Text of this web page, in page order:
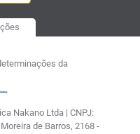
da
Nakano Ltda | CNPJ:
de Barros, 2168 -